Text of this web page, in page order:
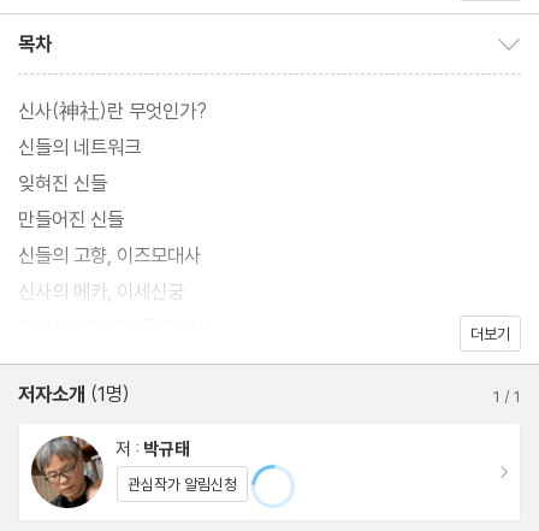
목차
신사(神社)란 무엇인가?
신들의 네트워크
잊혀진 신들
만들어진 신들
신들의 고향, 이즈모대사
신사의 메카, 이세신궁
더보기
저자소개 (1명) 1 /1
저 : 박규태
관심작가 알림신청